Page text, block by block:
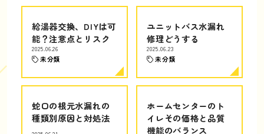
給湯器交換、DIYは可
能？注意点とリスク
2025.06.26
未分類
ユニットバス水漏れ
修理どうする
2025.06.23
未分類
蛇口の根元水漏れの
種類別原因と対処法
ホームセンターのト
イレその価格と品質
機能のバランス